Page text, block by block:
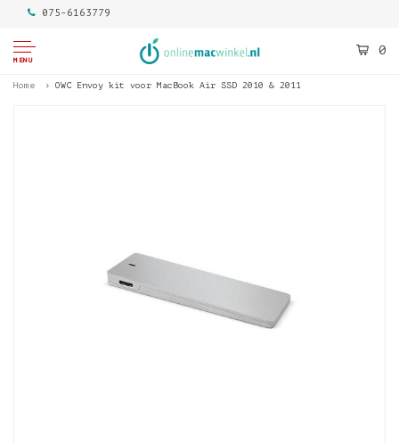
075-6163779
MENU
0
Home OWC Envoy kit voor MacBook Air SSD 2010 & 2011